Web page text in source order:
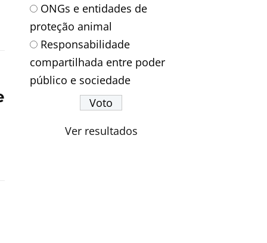
ONGs e entidades de
proteção animal
Responsabilidade
compartilhada entre poder
público e sociedade
Ver resultados